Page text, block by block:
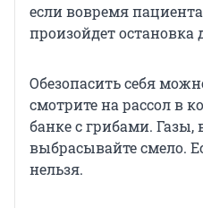
если вовремя
произойдет остановка
Обезопасить себя
смотрите на рассол в
банке с грибами.
выбрасывайте смело.
нельзя.